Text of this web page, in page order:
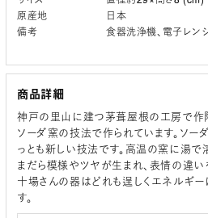
原産地
日本
備考
食器洗浄機、電子レン
商品詳細
神戸の里山に建つ茅葺屋根の工房で作
ソーダ窯の技法で作られています。ソ
っとも新しい技法です。高温の窯に湯
まだら模様やツヤが生まれ、表情の違い
十場さんの器はどれも逞しくエネルギ
す。